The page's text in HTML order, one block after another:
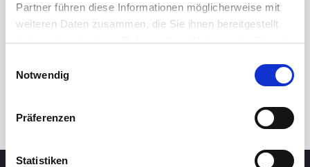
Partner führen diese Informationen möglicherweise mit
weiteren Daten zusammen, die Sie ihnen bereitgestellt
haben oder die sie im Rahmen Ihrer Nutzung der Dienste
Notwendig
Präferenzen
Statistiken
1m 3m 5y